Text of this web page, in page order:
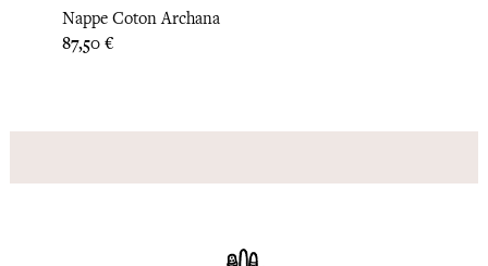
Nappe Coton Archana
Prix
87,50 €